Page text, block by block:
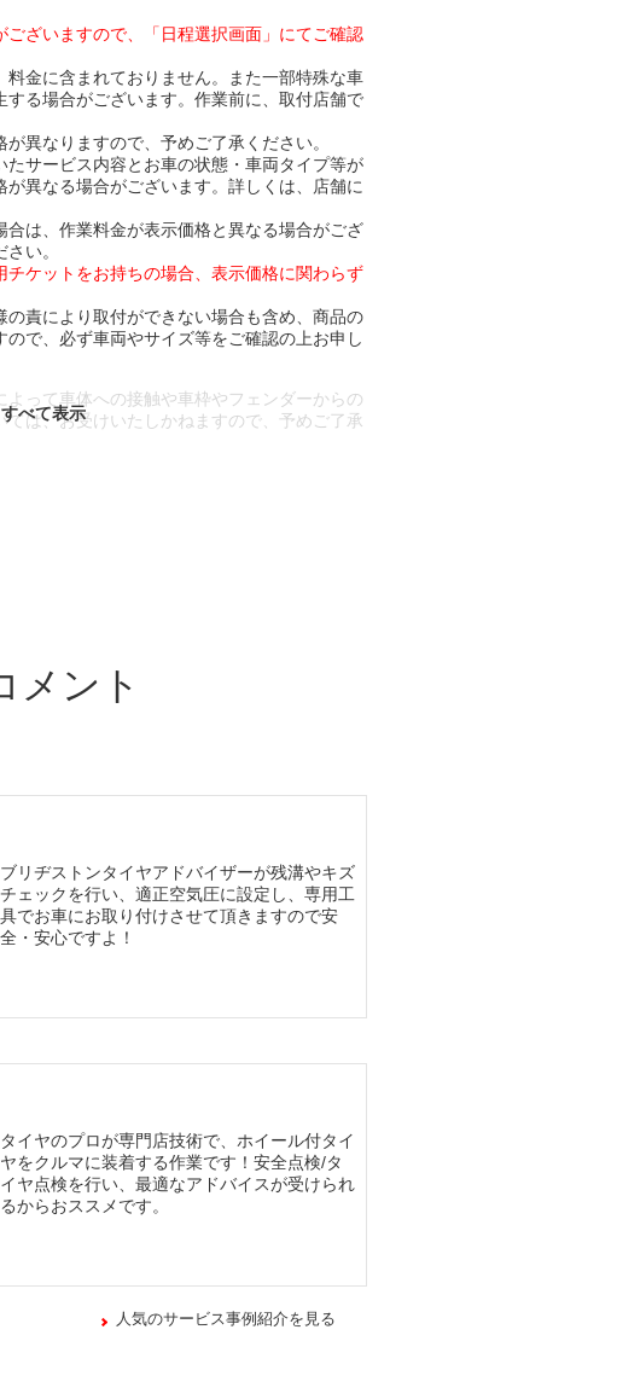
ざいますので、「日程選択画面」にてご確認
金に含まれておりません。また一部特殊な車
る場合がございます。作業前に、取付店舗で
異なりますので、予めご了承ください。
サービス内容とお車の状態・車両タイプ等が
異なる場合がございます。詳しくは、店舗に
は、作業料金が表示価格と異なる場合がござ
い。
ケットをお持ちの場合、表示価格に関わらず
責により取付ができない場合も含め、商品の
で、必ず車両やサイズ等をご確認の上お申し
って車体への接触や車枠やフェンダーからの
は、お受けいたしかねますので、予めご了承
メント
ブリヂストンタイヤアドバイザーが残溝やキズ
チェックを行い、適正空気圧に設定し、専用工
具でお車にお取り付けさせて頂きますので安
全・安心ですよ！
タイヤのプロが専門店技術で、ホイール付タイ
ヤをクルマに装着する作業です！安全点検/タ
イヤ点検を行い、最適なアドバイスが受けられ
るからおススメです。
人気のサービス事例紹介を見る